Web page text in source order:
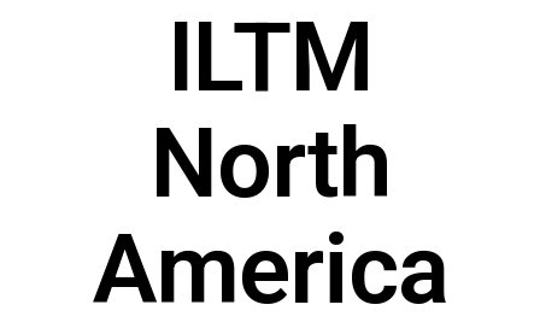
ILTM
North
America